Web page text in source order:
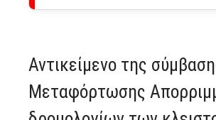
Αντικείμενο της
Μεταφόρτωσης